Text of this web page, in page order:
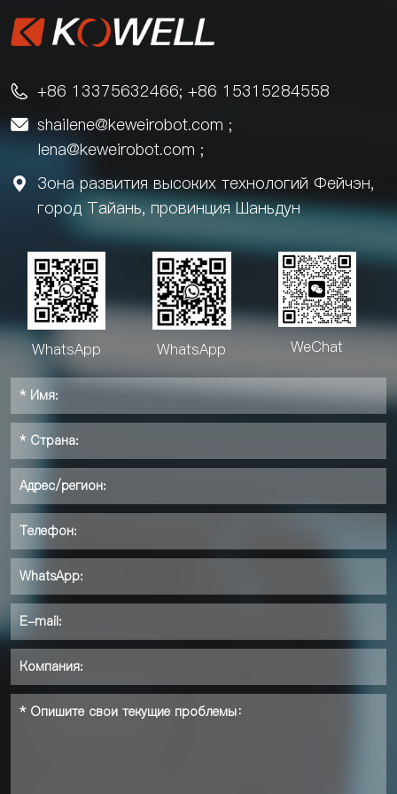
 +86 13375632466; +86 15315284558
 shailene@keweirobot.com ;
lena@keweirobot.com ;

Зона развития высоких технологий Фейчэн,
город Тайань, провинция Шаньдун
WhatsApp WhatsApp WeChat